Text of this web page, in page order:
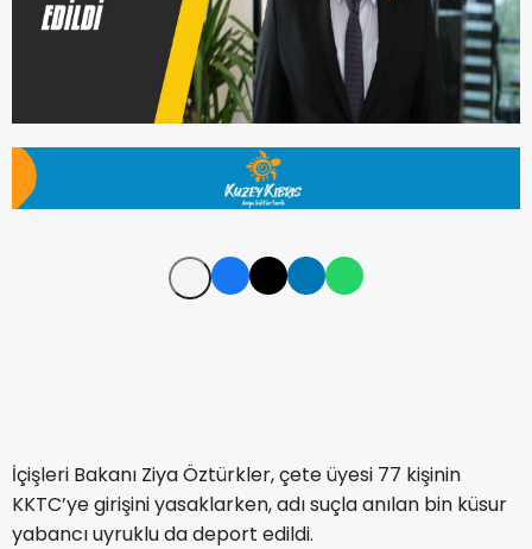
İçişleri Bakanı Ziya Öztürkler, çete üyesi 77 kişinin
KKTC’ye girişini yasaklarken, adı suçla anılan bin küsur
yabancı uyruklu da deport edildi.